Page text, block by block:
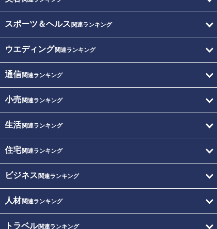
スポーツ＆ヘルス 関連ランキング
ウエディング関連ランキング
通信関連ランキング
小売関連ランキング
生活関連ランキング
住宅関連ランキング
ビジネス 関連ランキング
人材関連ランキング
トラベル関連ランキング